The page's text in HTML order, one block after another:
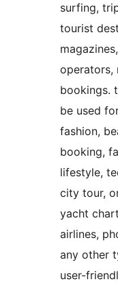
surfing,
tourist
operators,
bookings.
be used
fashion,
booking,
lifestyle,
city tour,
yacht
airlines,
any other
user-